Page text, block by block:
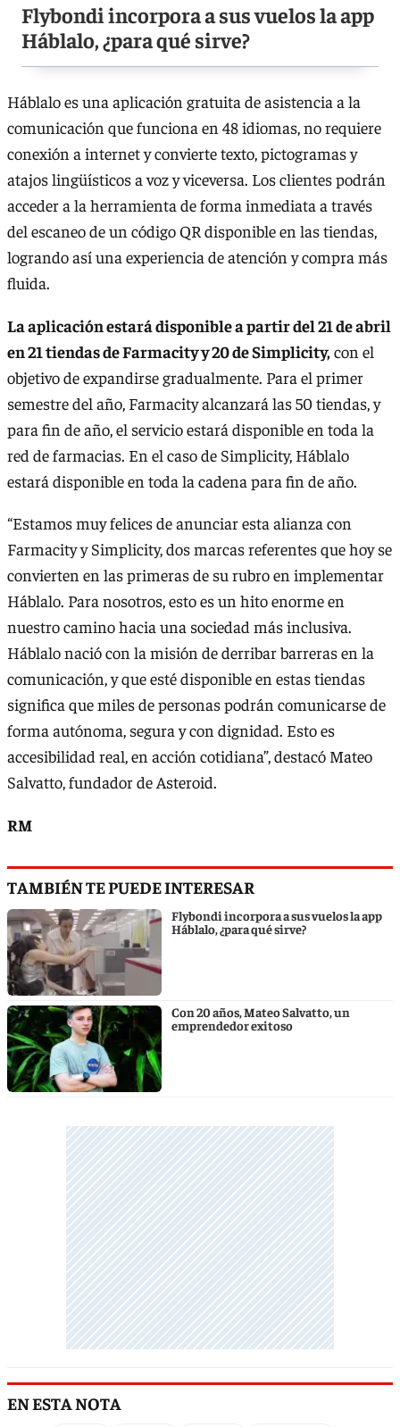
Flybondi incorpora a sus vuelos la app
Háblalo, ¿para qué sirve?
Háblalo es una aplicación gratuita de asistencia a la
comunicación que funciona en 48 idiomas, no requiere
conexión a internet y convierte texto, pictogramas y
atajos lingüísticos a voz y viceversa. Los clientes podrán
acceder a la herramienta de forma inmediata a través
del escaneo de un código QR disponible en las tiendas,
logrando así una experiencia de atención y compra más
fluida.
La aplicación estará disponible a partir del 21 de abril
en 21 tiendas de Farmacity y 20 de Simplicity,con el
objetivo de expandirse gradualmente. Para el primer
semestre del año, Farmacity alcanzará las 50 tiendas, y
para fin de año, el servicio estará disponible en toda la
red de farmacias. En el caso de Simplicity, Háblalo
estará disponible en toda la cadena para fin de año.
“Estamos muy felices de anunciar esta alianza con
Farmacity y Simplicity, dos marcas referentes que hoy se
convierten en las primeras de su rubro en implementar
Háblalo. Para nosotros, esto es un hito enorme en
nuestro camino hacia una sociedad más inclusiva.
Háblalo nació con la misión de derribar barreras en la
comunicación, y que esté disponible en estas tiendas
significa que miles de personas podrán comunicarse de
forma autónoma, segura y con dignidad. Esto es
accesibilidad real, en acción cotidiana”, destacó Mateo
Salvatto, fundador de Asteroid.
RM
TAMBIÉN TE PUEDE INTERESAR
Flybondi incorpora a sus vuelos la app
Háblalo, ¿para qué sirve?
Con 20 años, Mateo Salvatto, un
emprendedor exitoso
EN ESTA NOTA